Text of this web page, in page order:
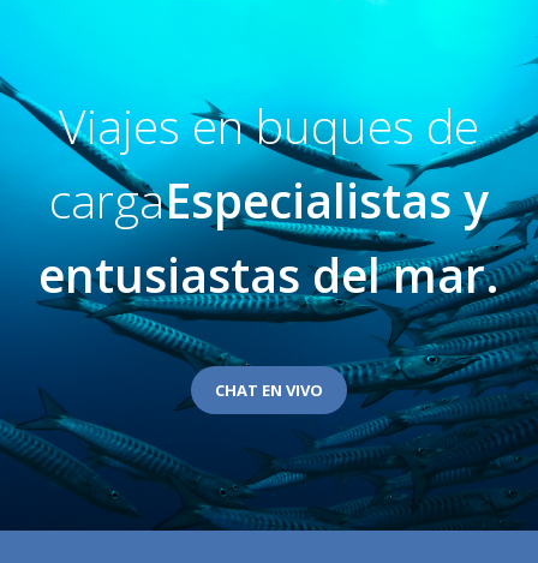
Viajes en buques de
cargaEspecialistas y
entusiastas del mar.
CHAT EN VIVO